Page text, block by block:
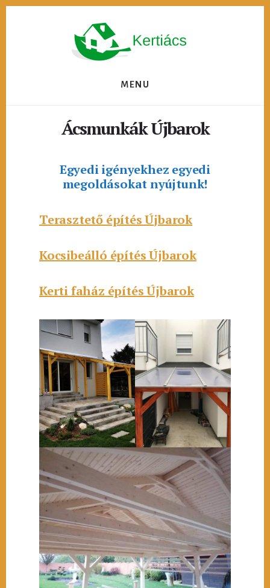
MENU
Ácsmunkák Újbarok
Egyedi igényekhez egyedi
megoldásokat nyújtunk!
Terasztető építés Újbarok
Kocsibeálló építés Újbarok
Kerti faház építés Újbarok